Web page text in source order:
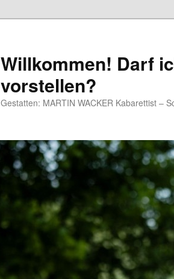
Willkommen! Darf
vorstellen?
Gestatten: MARTIN WACKER Kabarettist –